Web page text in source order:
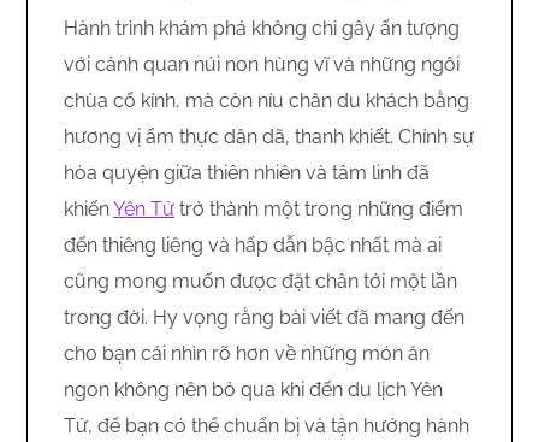
Hành trình khám phá không chỉ gây ấn tượng
với cảnh quan núi non hùng vĩ và những ngôi
chùa cổ kính, mà còn níu chân du khách bằng
hương vị ẩm thực dân dã, thanh khiết. Chính sự
hòa quyện giữa thiên nhiên và tâm linh đã
khiếnYên Tử trở thành một trong những điểm
đến thiêng liêng và hấp dẫn bậc nhất mà ai
cũng mong muốn được đặt chân tới một lần
trong đời. Hy vọng rằng bài viết đã mang đến
cho bạn cái nhìn rõ hơn về những món ăn
ngon không nên bỏ qua khi đến du lịch Yên
Tử, để bạn có thể chuẩn bị và tận hưởng hành